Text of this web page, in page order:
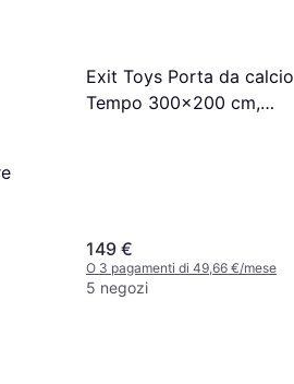
Exit Toys Porta da calcio
Tempo 300x200 cm,
149 €
O 3 pagamenti di 49,66 €/mese
5 negozi